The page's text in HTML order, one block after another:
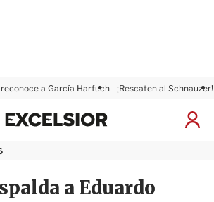
reconoce a García Harfuch ¡Rescaten al Schnauzer!
I
x
i
a Eduardo